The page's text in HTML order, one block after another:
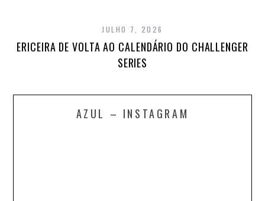
JULHO 7, 2026
ERICEIRA DE VOLTA AO CALENDÁRIO DO CHALLENGER
SERIES
AZUL – INSTAGRAM